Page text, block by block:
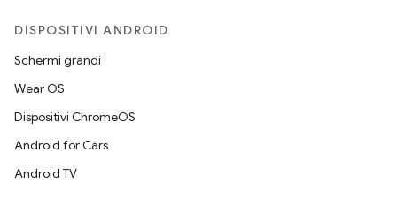
DISPOSITIVI ANDROID
Schermi grandi
Wear OS
Dispositivi ChromeOS
Android for Cars
Android TV